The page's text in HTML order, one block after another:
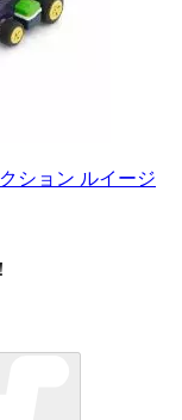
ション ルイージ